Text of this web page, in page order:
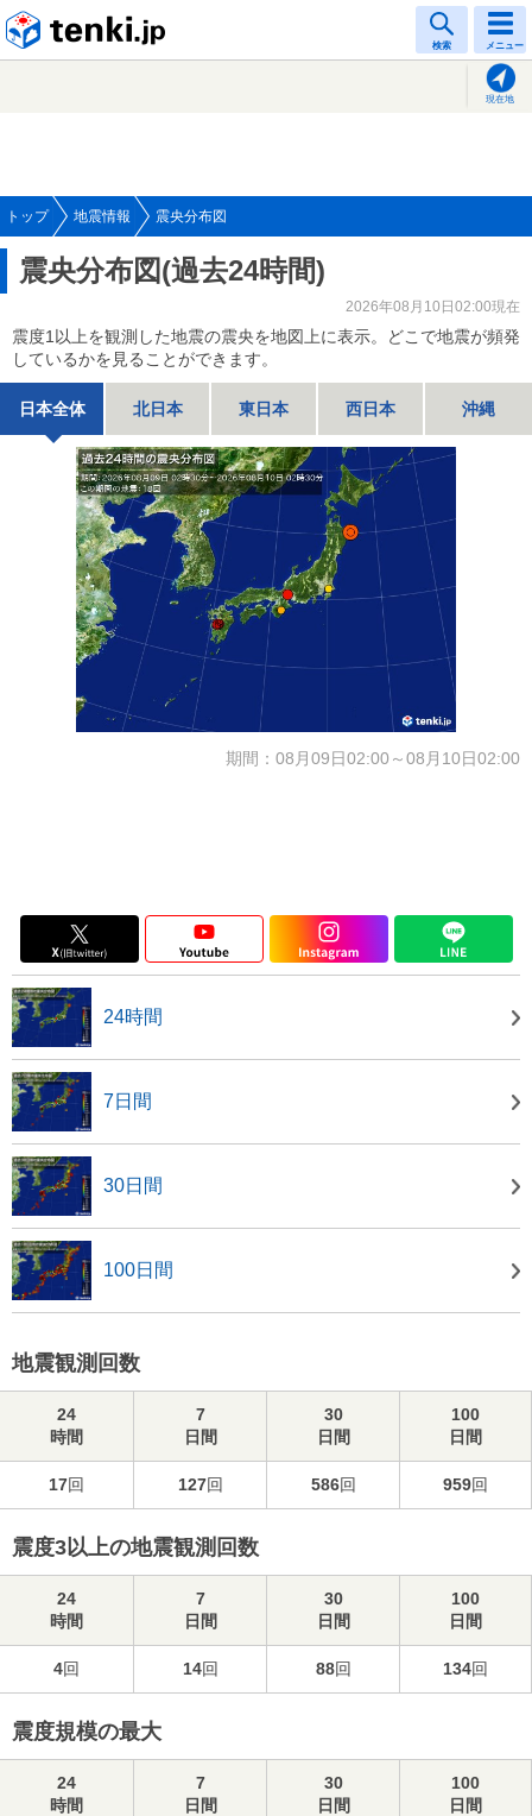
検索 メニュー
現在地
トップ 地震情報 震央分布図
震央分布図(過去24時間)
2026年08月10日02:00現在
震度1以上を観測した地震の震央を地図上に表示。どこで地震が頻発
しているかを見ることができます。
日本全体 北日本 東日本 西日本 沖縄
期間：08月09日02:00～08月10日02:00
24時間
7日間
30日間
100日間
地震観測回数
24
時間
7
日間
30
日間
100
日間
17回 127回 586回 959回
震度3以上の地震観測回数
24
時間
7
日間
30
日間
100
日間
4回 14回 88回 134回
震度規模の最大
24
時間
7
日間
30
日間
100
日間